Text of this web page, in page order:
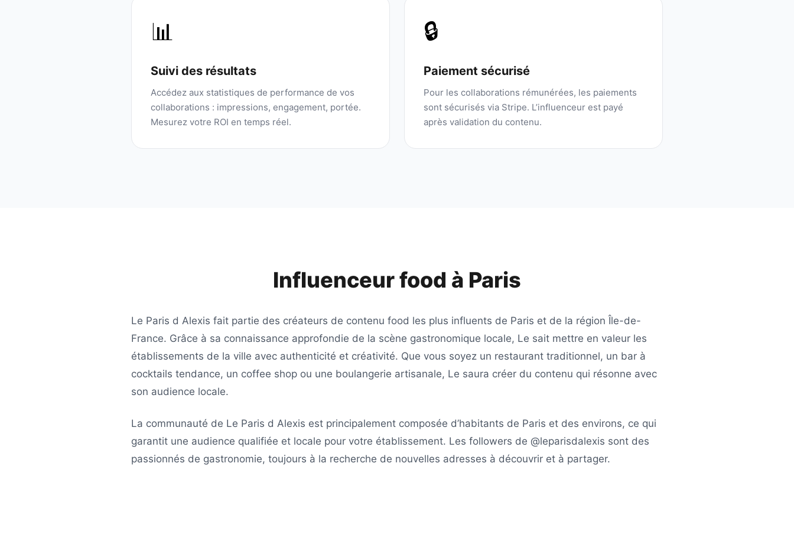
📊
Suivi des résultats
Accédez aux statistiques de performance de vos
collaborations : impressions, engagement, portée.
Mesurez votre ROI en temps réel.
🔒
Paiement sécurisé
Pour les collaborations rémunérées, les paiements
sont sécurisés via Stripe. L’influenceur est payé
après validation du contenu.
Influenceur food à Paris
Le Paris d Alexis fait partie des créateurs de contenu food les plus influents de Paris et de la région Île-de-
France. Grâce à sa connaissance approfondie de la scène gastronomique locale, Le sait mettre en valeur les
établissements de la ville avec authenticité et créativité. Que vous soyez un restaurant traditionnel, un bar à
cocktails tendance, un coffee shop ou une boulangerie artisanale, Le saura créer du contenu qui résonne avec
son audience locale.
La communauté de Le Paris d Alexis est principalement composée d’habitants de Paris et des environs, ce qui
garantit une audience qualifiée et locale pour votre établissement. Les followers de @leparisdalexis sont des
passionnés de gastronomie, toujours à la recherche de nouvelles adresses à découvrir et à partager.